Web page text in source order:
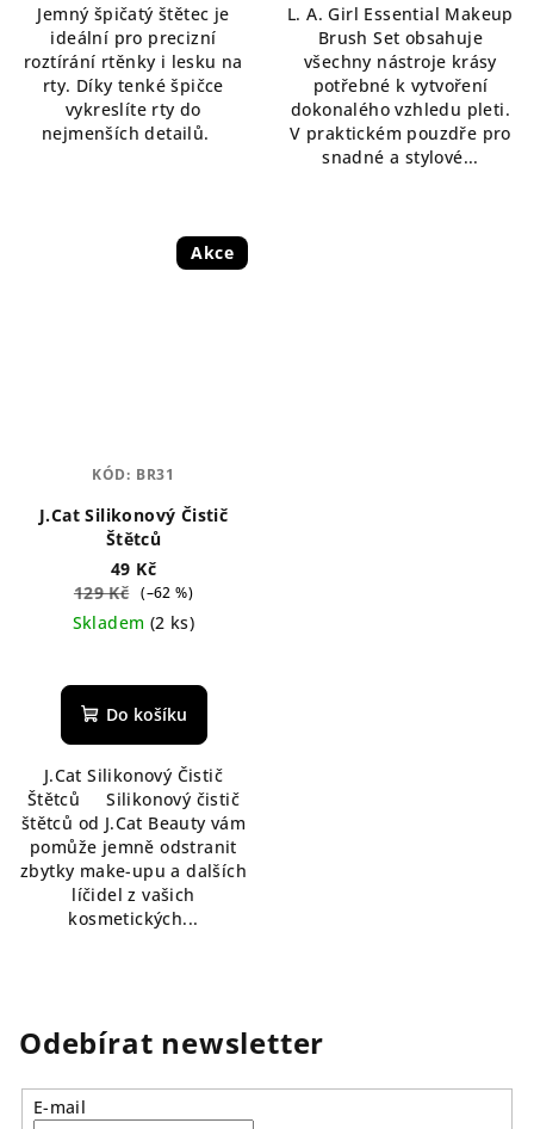
z
5
hvězdiček.
Jemný špičatý štětec je
ideální pro precizní
roztírání rtěnky i lesku na
rty. Díky tenké špičce
vykreslíte rty do
nejmenších detailů.
L. A. Girl Essential Makeup
Brush Set obsahuje
všechny nástroje krásy
potřebné k vytvoření
dokonalého vzhledu pleti.
V praktickém pouzdře pro
snadné a stylové...
Akce
J.Cat Silikonový Čistič
Štětců
49 Kč
129 Kč (–62 %)
Skladem (2 ks)
hodnocení
produktu
z
5
hvězdiček.
Do košíku
J.Cat Silikonový Čistič
Štětců Silikonový čistič
štětců od J.Cat Beauty vám
pomůže jemně odstranit
zbytky make-upu a dalších
líčidel z vašich
kosmetických...
KÓD: BR31
Odebírat newsletter
E-mail